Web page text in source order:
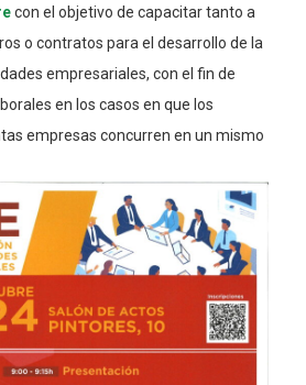
con el objetivo de capacitar tanto a
o contratos para el desarrollo de la
empresariales, con el fin de
en los casos en que los
empresas concurren en un mismo